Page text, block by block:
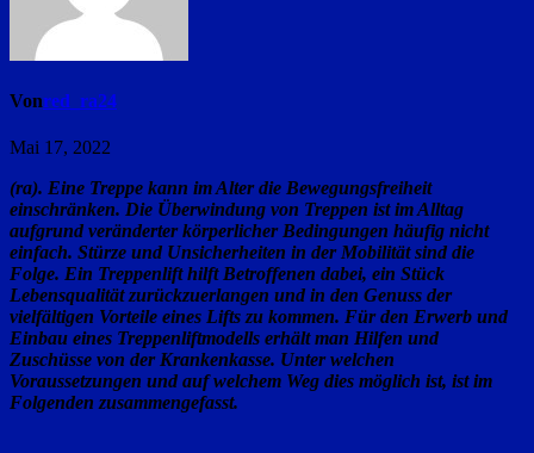
Vonred_ra24
Mai 17, 2022
(ra). Eine Treppe kann im Alter die Bewegungsfreiheit
einschränken. Die Überwindung von Treppen ist im Alltag
aufgrund veränderter körperlicher Bedingungen häufig nicht
einfach. Stürze und Unsicherheiten in der Mobilität sind die
Folge. Ein Treppenlift hilft Betroffenen dabei, ein Stück
Lebensqualität zurückzuerlangen und in den Genuss der
vielfältigen Vorteile eines Lifts zu kommen. Für den Erwerb und
Einbau eines Treppenliftmodells erhält man Hilfen und
Zuschüsse von der Krankenkasse. Unter welchen
Voraussetzungen und auf welchem Weg dies möglich ist, ist im
Folgenden zusammengefasst.